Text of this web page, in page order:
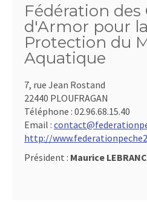
Fédération des
d'Armor pour
Protection du
Aquatique
7, rue Jean Rostand
22440 PLOUFRAGAN
Téléphone : 02.96.68.15.40
Email :
http://
Président : Maurice